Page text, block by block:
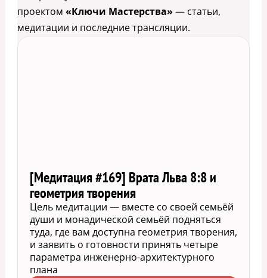
проектом «Ключи Мастерства» — статьи,
медитации и последние трансляции.
[Медитация #169] Врата Льва 8:8 и
геометрия творения
Цель медитации — вместе со своей семьёй
души и монадической семьёй подняться
туда, где вам доступна геометрия творения,
и заявить о готовности принять четыре
параметра инженерно-архитектурного
плана